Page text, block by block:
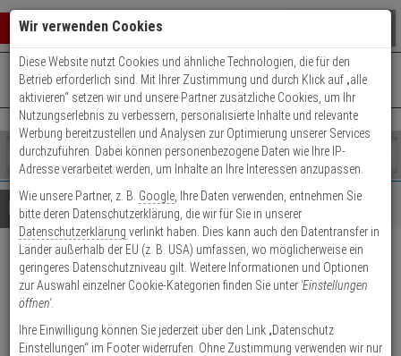
Warenkorb schließen
0 ARTIKEL IM WARENKORB
Ihr Warenkorb ist momentan leer.
Ergebnisse ()
Fertig
Shop
durchsuchen
Bitte
geben
Sie
mindestens
Zeichen
ein,
um
Suche
Es
wurde
noch
Kategorien
Suche
gestartet
+49 (0)821 899 493-0Mo. - Do.: 8:00 - 16:30 | Fr.: 8:00 - 14:00 Uhr
Kontaktservice nutzen
Details Beratung
Aritech VE735
Bewegungsmelder PIR
Produktmerkmale
Wir verwenden Cookies
Diese Website nutzt Cookies und ähnliche Technologien, die für den
Betrieb erforderlich sind. Mit Ihrer Zustimmung und durch Klick auf „alle
aktivieren“ setzen wir und unsere Partner zusätzliche Cookies, um Ihr
Nutzungserlebnis zu verbessern, personalisierte Inhalte und relevante
Werbung bereitzustellen und Analysen zur Optimierung unserer Services
durchzuführen. Dabei können personenbezogene Daten wie Ihre IP-
Adresse verarbeitet werden, um Inhalte an Ihre Interessen anzupassen.
Wie unsere Partner, z. B. Google , Ihre Daten verwenden, entnehmen Sie
bitte deren Datenschutzerklärung, die wir für Sie in unserer
Datenschutzerklärung verlinkt haben. Dies kann auch den Datentransfer in
Länder außerhalb der EU (z. B. USA) umfassen, wo möglicherweise ein
geringeres Datenschutzniveau gilt. Weitere Informationen und Optionen
zur Auswahl einzelner Cookie-Kategorien finden Sie unter 'Einstellungen
öffnen'.
Ihre Einwilligung können Sie jederzeit über den Link „Datenschutz
Einstellungen“ im Footer widerrufen. Ohne Zustimmung verwenden wir nur